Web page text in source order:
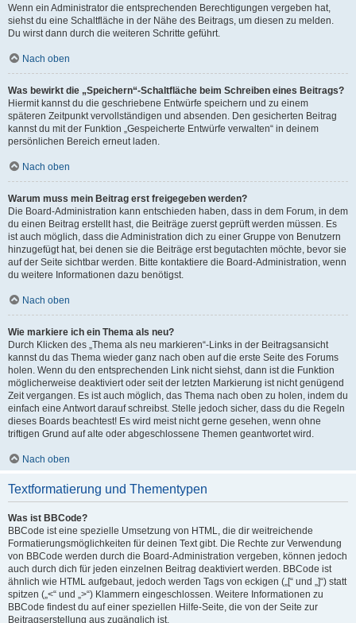
Wenn ein Administrator die entsprechenden Berechtigungen vergeben hat,
siehst du eine Schaltfläche in der Nähe des Beitrags, um diesen zu melden.
Du wirst dann durch die weiteren Schritte geführt.
Nach oben
Was bewirkt die „Speichern“-Schaltfläche beim Schreiben eines Beitrags?
Hiermit kannst du die geschriebene Entwürfe speichern und zu einem
späteren Zeitpunkt vervollständigen und absenden. Den gesicherten Beitrag
kannst du mit der Funktion „Gespeicherte Entwürfe verwalten“ in deinem
persönlichen Bereich erneut laden.
Nach oben
Warum muss mein Beitrag erst freigegeben werden?
Die Board-Administration kann entschieden haben, dass in dem Forum, in dem
du einen Beitrag erstellt hast, die Beiträge zuerst geprüft werden müssen. Es
ist auch möglich, dass die Administration dich zu einer Gruppe von Benutzern
hinzugefügt hat, bei denen sie die Beiträge erst begutachten möchte, bevor sie
auf der Seite sichtbar werden. Bitte kontaktiere die Board-Administration, wenn
du weitere Informationen dazu benötigst.
Nach oben
Wie markiere ich ein Thema als neu?
Durch Klicken des „Thema als neu markieren“-Links in der Beitragsansicht
kannst du das Thema wieder ganz nach oben auf die erste Seite des Forums
holen. Wenn du den entsprechenden Link nicht siehst, dann ist die Funktion
möglicherweise deaktiviert oder seit der letzten Markierung ist nicht genügend
Zeit vergangen. Es ist auch möglich, das Thema nach oben zu holen, indem du
einfach eine Antwort darauf schreibst. Stelle jedoch sicher, dass du die Regeln
dieses Boards beachtest! Es wird meist nicht gerne gesehen, wenn ohne
triftigen Grund auf alte oder abgeschlossene Themen geantwortet wird.
Nach oben
Textformatierung und Thementypen
Was ist BBCode?
BBCode ist eine spezielle Umsetzung von HTML, die dir weitreichende
Formatierungsmöglichkeiten für deinen Text gibt. Die Rechte zur Verwendung
von BBCode werden durch die Board-Administration vergeben, können jedoch
auch durch dich für jeden einzelnen Beitrag deaktiviert werden. BBCode ist
ähnlich wie HTML aufgebaut, jedoch werden Tags von eckigen („[“ und „]“) statt
spitzen („<“ und „>“) Klammern eingeschlossen. Weitere Informationen zu
BBCode findest du auf einer speziellen Hilfe-Seite, die von der Seite zur
Beitragserstellung aus zugänglich ist.